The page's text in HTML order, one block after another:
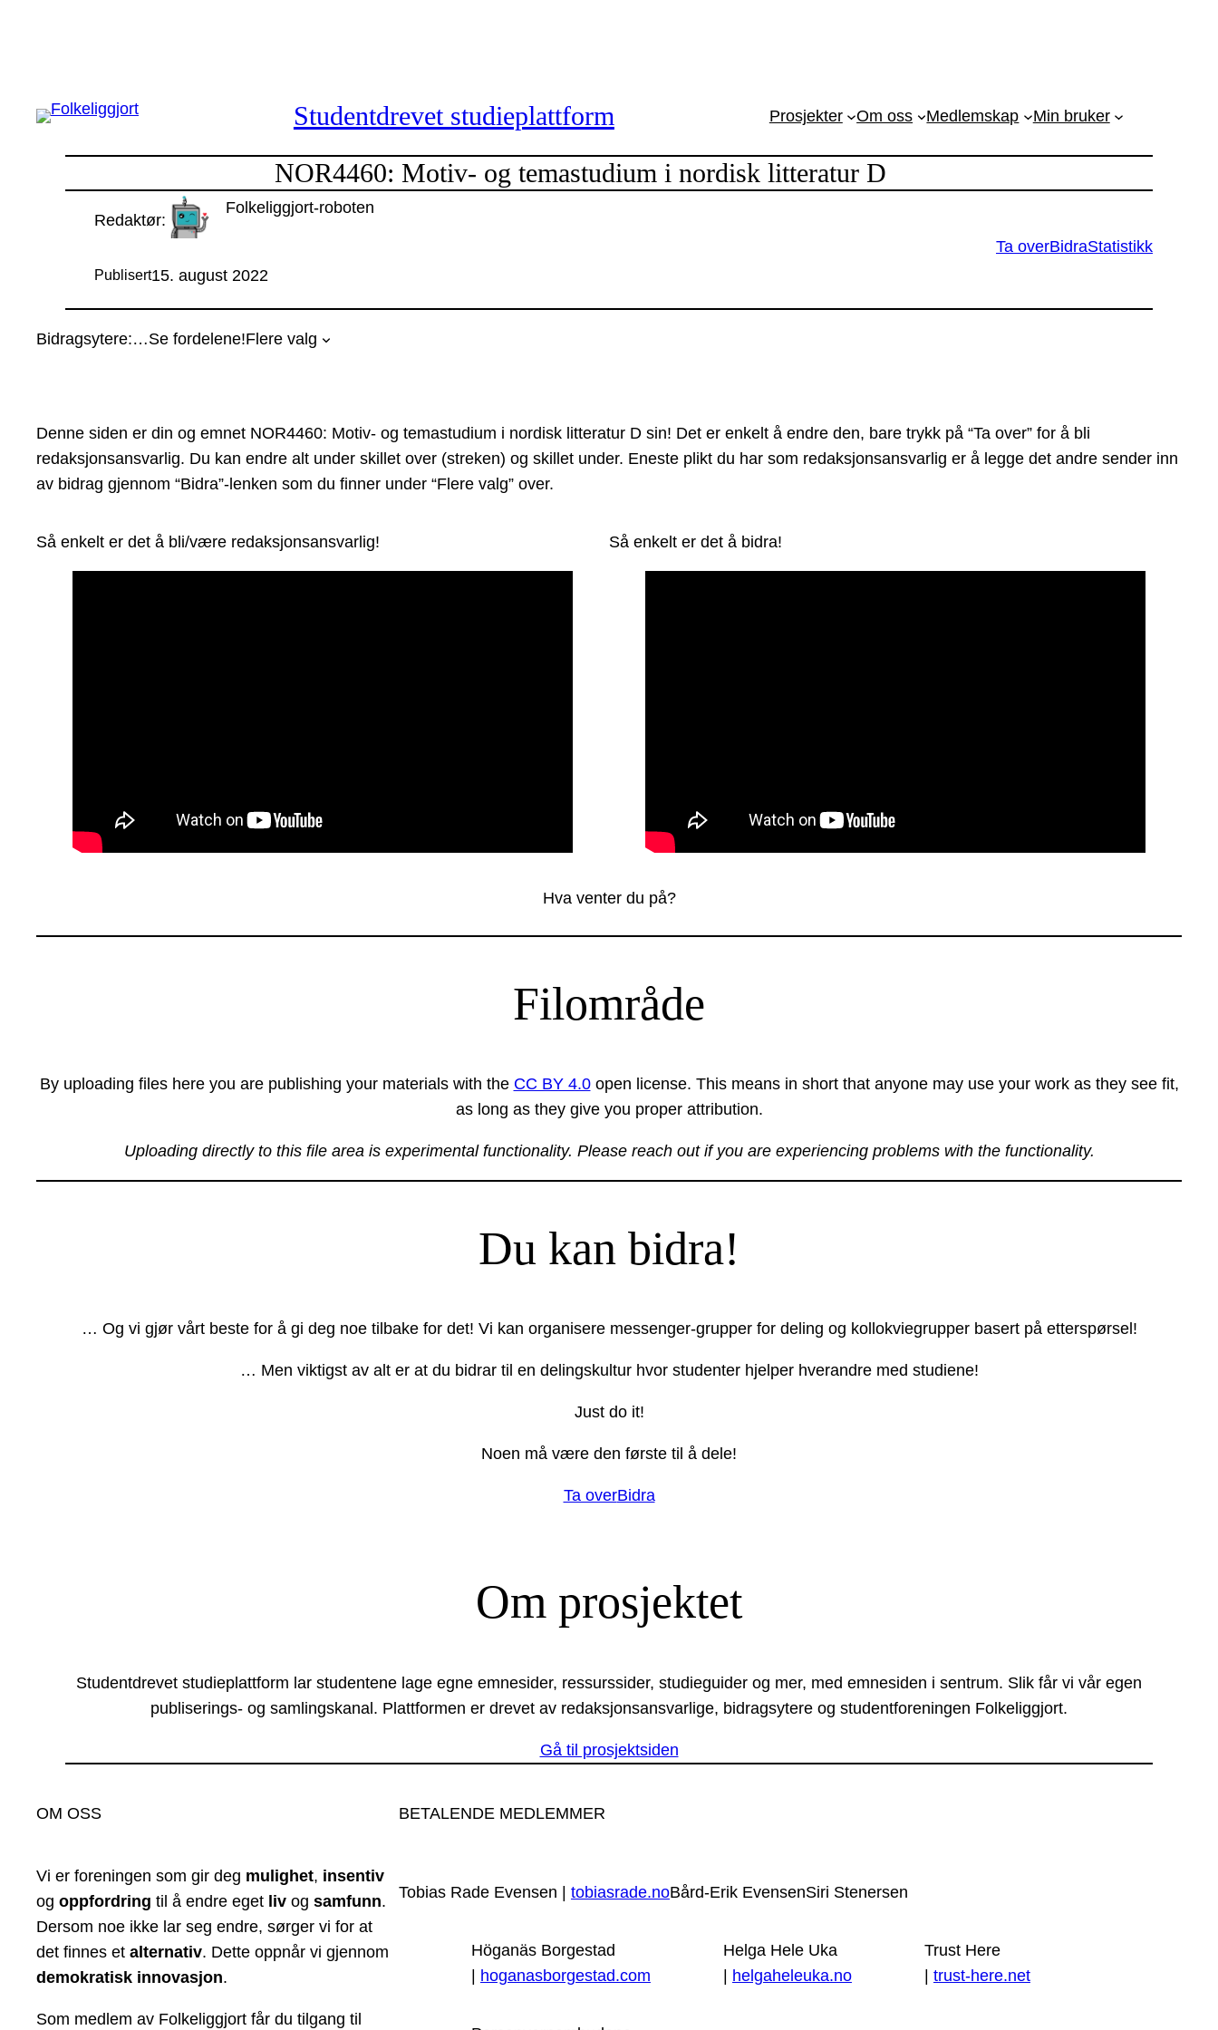
Studentdrevet studieplattform Prosjekter Om oss Medlemskap Min bruker
NOR4460: Motiv- og temastudium i nordisk litteratur D
Redaktør:
Folkeliggjort-roboten
Publisert15. august 2022
Ta overBidraStatistikk
Bidragsytere:…Se fordelene!Flere valg
Denne siden er din og emnet NOR4460: Motiv- og temastudium i nordisk litteratur D sin! Det er enkelt å endre den, bare trykk på “Ta over” for å bli
redaksjonsansvarlig. Du kan endre alt under skillet over (streken) og skillet under. Eneste plikt du har som redaksjonsansvarlig er å legge det andre sender inn
av bidrag gjennom “Bidra”-lenken som du finner under “Flere valg” over.
Så enkelt er det å bli/være redaksjonsansvarlig! Så enkelt er det å bidra!
Hva venter du på?
Filområde
By uploading files here you are publishing your materials with the CC BY 4.0open license. This means in short that anyone may use your work as they see fit,
as long as they give you proper attribution.
Uploading directly to this file area is experimental functionality. Please reach out if you are experiencing problems with the functionality.
Du kan bidra!
… Og vi gjør vårt beste for å gi deg noe tilbake for det! Vi kan organisere messenger-grupper for deling og kollokviegrupper basert på etterspørsel!
… Men viktigst av alt er at du bidrar til en delingskultur hvor studenter hjelper hverandre med studiene!
Just do it!
Noen må være den første til å dele!
Ta overBidra
Om prosjektet
Studentdrevet studieplattform lar studentene lage egne emnesider, ressurssider, studieguider og mer, med emnesiden i sentrum. Slik får vi vår egen
publiserings- og samlingskanal. Plattformen er drevet av redaksjonsansvarlige, bidragsytere og studentforeningen Folkeliggjort.
Gå til prosjektsiden
OM OSS
Vi er foreningen som gir deg mulighet, insentiv
og oppfordring til å endre eget liv og samfunn.
Dersom noe ikke lar seg endre, sørger vi for at
det finnes et alternativ. Dette oppnår vi gjennom
demokratisk innovasjon.
Som medlem av Folkeliggjort får du tilgang til
BETALENDE MEDLEMMER
Tobias Rade Evensen | tobiasrade.noBård-Erik EvensenSiri Stenersen
Höganäs Borgestad
| hoganasborgestad.com
Helga Hele Uka
| helgaheleuka.no
Trust Here
| trust-here.net